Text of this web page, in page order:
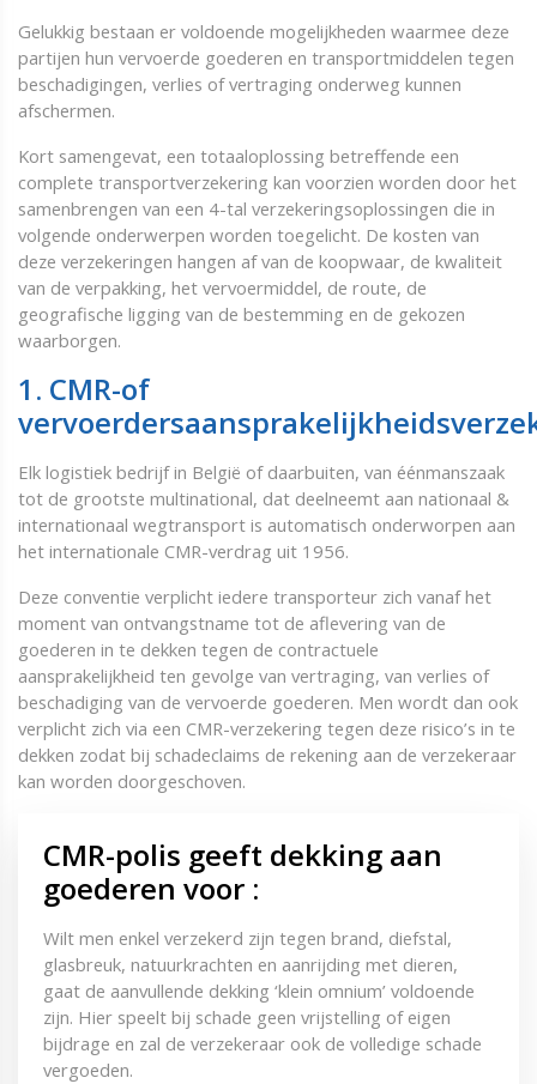
Gelukkig bestaan er voldoende mogelijkheden waarmee deze
partijen hun vervoerde goederen en transportmiddelen tegen
beschadigingen, verlies of vertraging onderweg kunnen
afschermen.
Kort samengevat, een totaaloplossing betreffende een
complete transportverzekering kan voorzien worden door het
samenbrengen van een 4-tal verzekeringsoplossingen die in
volgende onderwerpen worden toegelicht. De kosten van
deze verzekeringen hangen af van de koopwaar, de kwaliteit
van de verpakking, het vervoermiddel, de route, de
geografische ligging van de bestemming en de gekozen
waarborgen.
1. CMR-of
Elk logistiek bedrijf in België of daarbuiten, van éénmanszaak
tot de grootste multinational, dat deelneemt aan nationaal &
internationaal wegtransport is automatisch onderworpen aan
het internationale CMR-verdrag uit 1956.
Deze conventie verplicht iedere transporteur zich vanaf het
moment van ontvangstname tot de aflevering van de
goederen in te dekken tegen de contractuele
aansprakelijkheid ten gevolge van vertraging, van verlies of
beschadiging van de vervoerde goederen. Men wordt dan ook
verplicht zich via een CMR-verzekering tegen deze risico’s in te
dekken zodat bij schadeclaims de rekening aan de verzekeraar
kan worden doorgeschoven.
CMR-polis geeft dekking aan
goederen voor :
Wilt men enkel verzekerd zijn tegen brand, diefstal,
glasbreuk, natuurkrachten en aanrijding met dieren,
gaat de aanvullende dekking ‘klein omnium’ voldoende
zijn. Hier speelt bij schade geen vrijstelling of eigen
bijdrage en zal de verzekeraar ook de volledige schade
vergoeden.